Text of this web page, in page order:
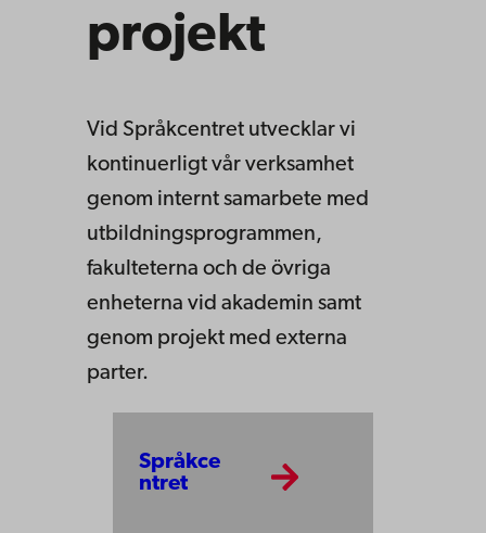
projekt
Vid Språkcentret utvecklar vi
kontinuerligt vår verksamhet
genom internt samarbete med
utbildningsprogrammen,
fakulteterna och de övriga
enheterna vid akademin samt
genom projekt med externa
parter.
Språkce
ntret